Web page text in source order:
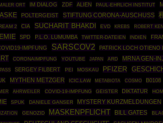
ORT IM DIALOG ZDF ALIEN PAUL-EHRLICH INSTITUT
POLTERGEIST STIFTUNG CORONA-AUSCHUSS
2 CIA SUCHARIT BHAKDI EVD KREBS ROBERT
SPD P.L.O. LUMUMBA TWITTER-DATEIEN INDIEN
IMPFUNG SARSCOV2 PATRICK LOCH OTIENO
CORONAIMPFUNG YOUTUBE JAPAN ARD MRNA GEN-
SERGEY FILBERT PEI MOSKAU PFIZER
MYTHEN METZGER ICIC.LAW METABIOTA COSMO B0108
AHRWEILER COVID-19-IMPFUNG GEISTER DIKTATUR
SPUK DANIELE GANSER MYSTERY KURZMELDUNGEN
GENOZID MASKENPFLICHT BILL GATES